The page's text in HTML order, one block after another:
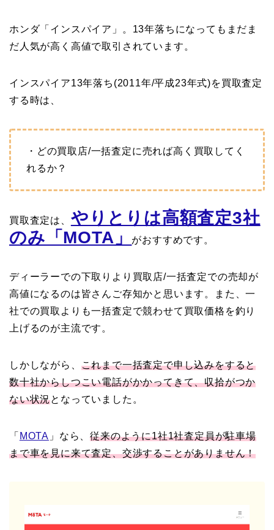
ホンダ「インスパイア」。13年落ちになってもまだま
だ人気が高く高値で取引されています。
インスパイア13年落ち(2011年/平成23年式)を買取査定
する時は、
・どの買取店/一括査定に売れば高く買取してく
れるか？
買取査定は、 やりとりは高額査定3社
のみ「MOTA」
がおすすめです。
ディーラーでの下取りより買取店/一括査定での売却が
高値になるのは皆さんご存知かと思います。また、一
社での買取よりも一括査定で競わせて買取価格を釣り
上げるのが主流です。
しかしながら、 これまで一括査定で申し込みをすると
数十社からしつこい電話がかかってきて、収拾がつか
ない状況となっていました。
「 MOTA 」なら、従来のように1社1社査定員が駐車場
まで車を見に来て査定、交渉することがありません！